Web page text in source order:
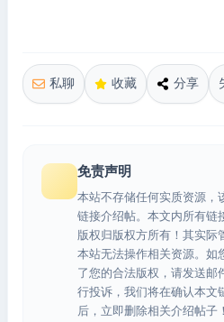
私聊 收藏 分享
免责声明
本站不存储任何实质资源，
链接介绍帖。本文内所有链
版权归版权方所有！其实际
本站无法操作相关资源。如
了您的合法版权，请发送邮
行投诉，我们将在确认本文
后，立即删除相关介绍帖子！